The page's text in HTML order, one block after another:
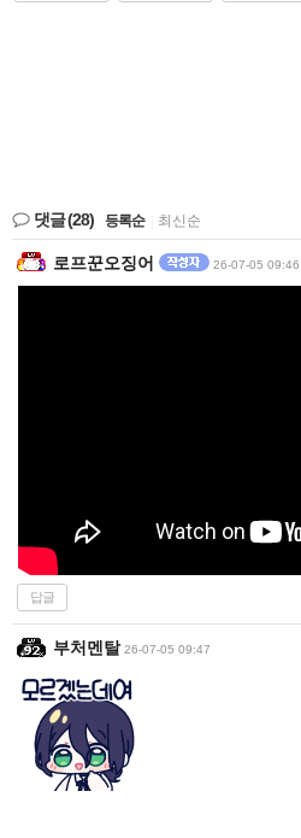
댓글(28) 등록순 최신순
로프꾼오징어 26-07-05 09:46
답글
부처멘탈 26-07-05 09:47